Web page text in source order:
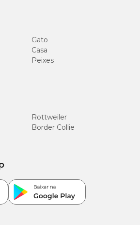
Gato
Casa
Peixes
Rottweiler
Border Collie